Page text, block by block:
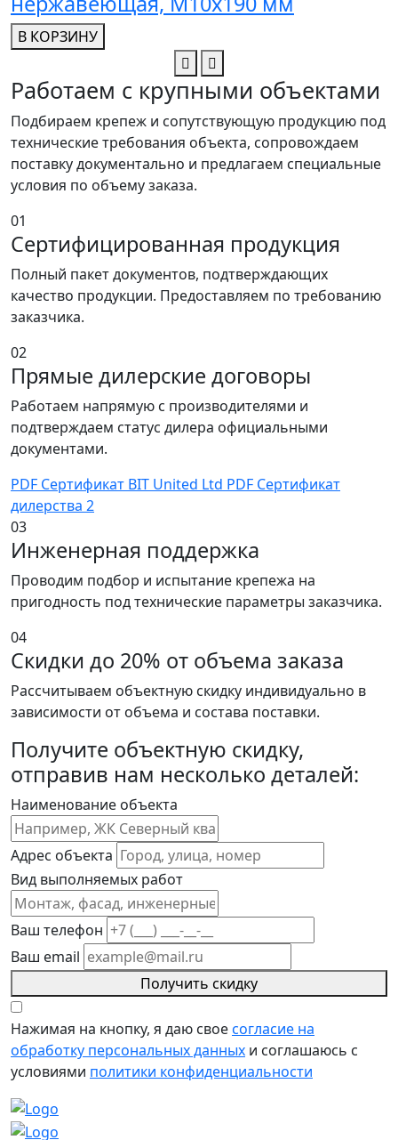
В КОРЗИНУ
Работаем с крупными объектами
Подбираем крепеж и сопутствующую продукцию под
технические требования объекта, сопровождаем
поставку документально и предлагаем специальные
условия по объему заказа.
01
Сертифицированная продукция
Полный пакет документов, подтверждающих
качество продукции. Предоставляем по требованию
заказчика.
02
Прямые дилерские договоры
Работаем напрямую с производителями и
подтверждаем статус дилера официальными
документами.
PDF Сертификат BIT United Ltd PDF Сертификат
дилерства 2
03
Инженерная поддержка
Проводим подбор и испытание крепежа на
пригодность под технические параметры заказчика.
04
Скидки до 20% от объема заказа
Рассчитываем объектную скидку индивидуально в
зависимости от объема и состава поставки.
Получите объектную скидку,
отправив нам несколько деталей:
Наименование объекта
Адрес объекта
Вид выполняемых работ
Ваш телефон
Ваш email
Получить скидку
Нажимая на кнопку, я даю своесогласие на
обработку персональных данных и соглашаюсь с
условиями политики конфиденциальности